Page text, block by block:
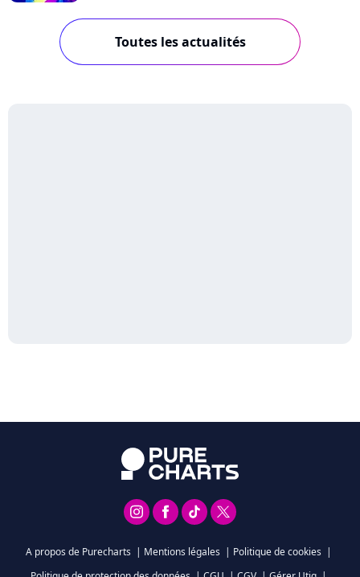
Toutes les actualités
A propos de Purecharts | Mentions légales | Politique de cookies |